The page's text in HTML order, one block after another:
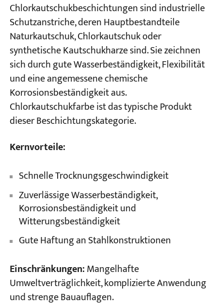
Chlorkautschukbeschichtungen sind industrielle
Schutzanstriche, deren Hauptbestandteile
Naturkautschuk, Chlorkautschuk oder
synthetische Kautschukharze sind. Sie zeichnen
sich durch gute Wasserbeständigkeit, Flexibilität
und eine angemessene chemische
Korrosionsbeständigkeit aus.
Chlorkautschukfarbe ist das typische Produkt
dieser Beschichtungskategorie.
Kernvorteile:
Schnelle Trocknungsgeschwindigkeit
Zuverlässige Wasserbeständigkeit,
Korrosionsbeständigkeit und
Witterungsbeständigkeit
Gute Haftung an Stahlkonstruktionen
Einschränkungen:Mangelhafte
Umweltverträglichkeit, komplizierte Anwendung
und strenge Bauauflagen.